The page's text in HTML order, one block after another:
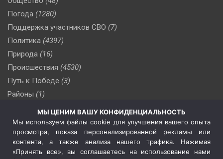
Погода (1280)
Поддержка участников СВО (7)
Политика (4397)
Природа (16)
Происшествия (4530)
Путь к Победе (3)
Районы (1)
(510)
Сельское хозяйство (3)
Социальная политика
(3)
Спецоперация в Украине
МЫ ЦЕНИМ ВАШУ КОНФИДЕНЦИАЛЬНОСТЬ
Мы используем файлы cookie для улучшения вашего опыта
просмотра, показа персонализированной рекламы или
контента, а также анализа нашего трафика. Нажимая
«Принять все», вы соглашаетесь на использование нами